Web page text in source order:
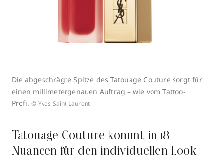
Die abgeschrägte Spitze des Tatouage Couture sorgt für
einen millimetergenauen Auftrag – wie vom Tattoo-
Profi. © Yves Saint Laurent
Tatouage Couture kommt in 18
Nuancen für den individuellen Look